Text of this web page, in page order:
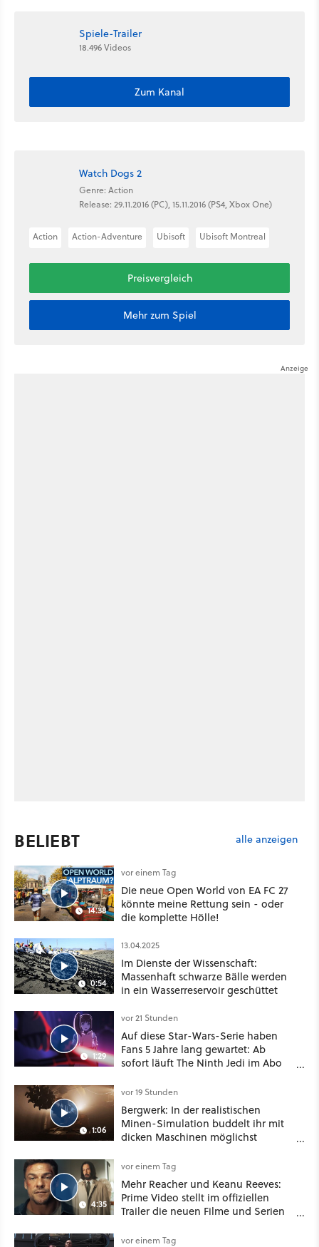
Spiele-Trailer
18.496 Videos
Zum Kanal
Watch Dogs 2
Genre: Action
Release: 29.11.2016 (PC), 15.11.2016 (PS4, Xbox One)
Action Action-Adventure Ubisoft Ubisoft Montreal
Preisvergleich
Mehr zum Spiel
BELIEBT alle anzeigen
14:38
vor einem Tag
Die neue Open World von EA FC 27
könnte meine Rettung sein - oder
die komplette Hölle!
0:54
13.04.2025
Im Dienste der Wissenschaft:
Massenhaft schwarze Bälle werden
in ein Wasserreservoir geschüttet
1:29
vor 21 Stunden
Auf diese Star-Wars-Serie haben
Fans 5 Jahre lang gewartet: Ab
sofort läuft The Ninth Jedi im Abo
1:06
vor 19 Stunden
Bergwerk: In der realistischen
Minen-Simulation buddelt ihr mit
dicken Maschinen möglichst
4:35
vor einem Tag
Mehr Reacher und Keanu Reeves:
Prime Video stellt im offiziellen
Trailer die neuen Filme und Serien
vor einem Tag